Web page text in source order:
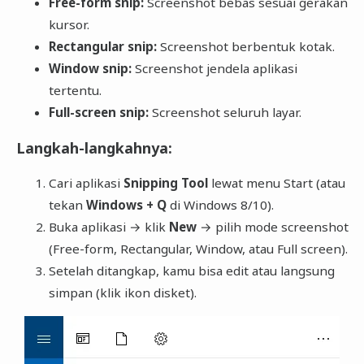
kursor.
Rectangular snip:Screenshot berbentuk kotak.
Window snip:Screenshot jendela aplikasi
tertentu.
Full-screen snip:Screenshot seluruh layar.
Langkah-langkahnya:
Cari aplikasi Snipping Toollewat menu Start (atau
tekan Windows + Qdi Windows 8/10).
Buka aplikasi → klik New→ pilih mode screenshot
(Free-form, Rectangular, Window, atau Full screen).
Setelah ditangkap, kamu bisa edit atau langsung
simpan (klik ikon disket).